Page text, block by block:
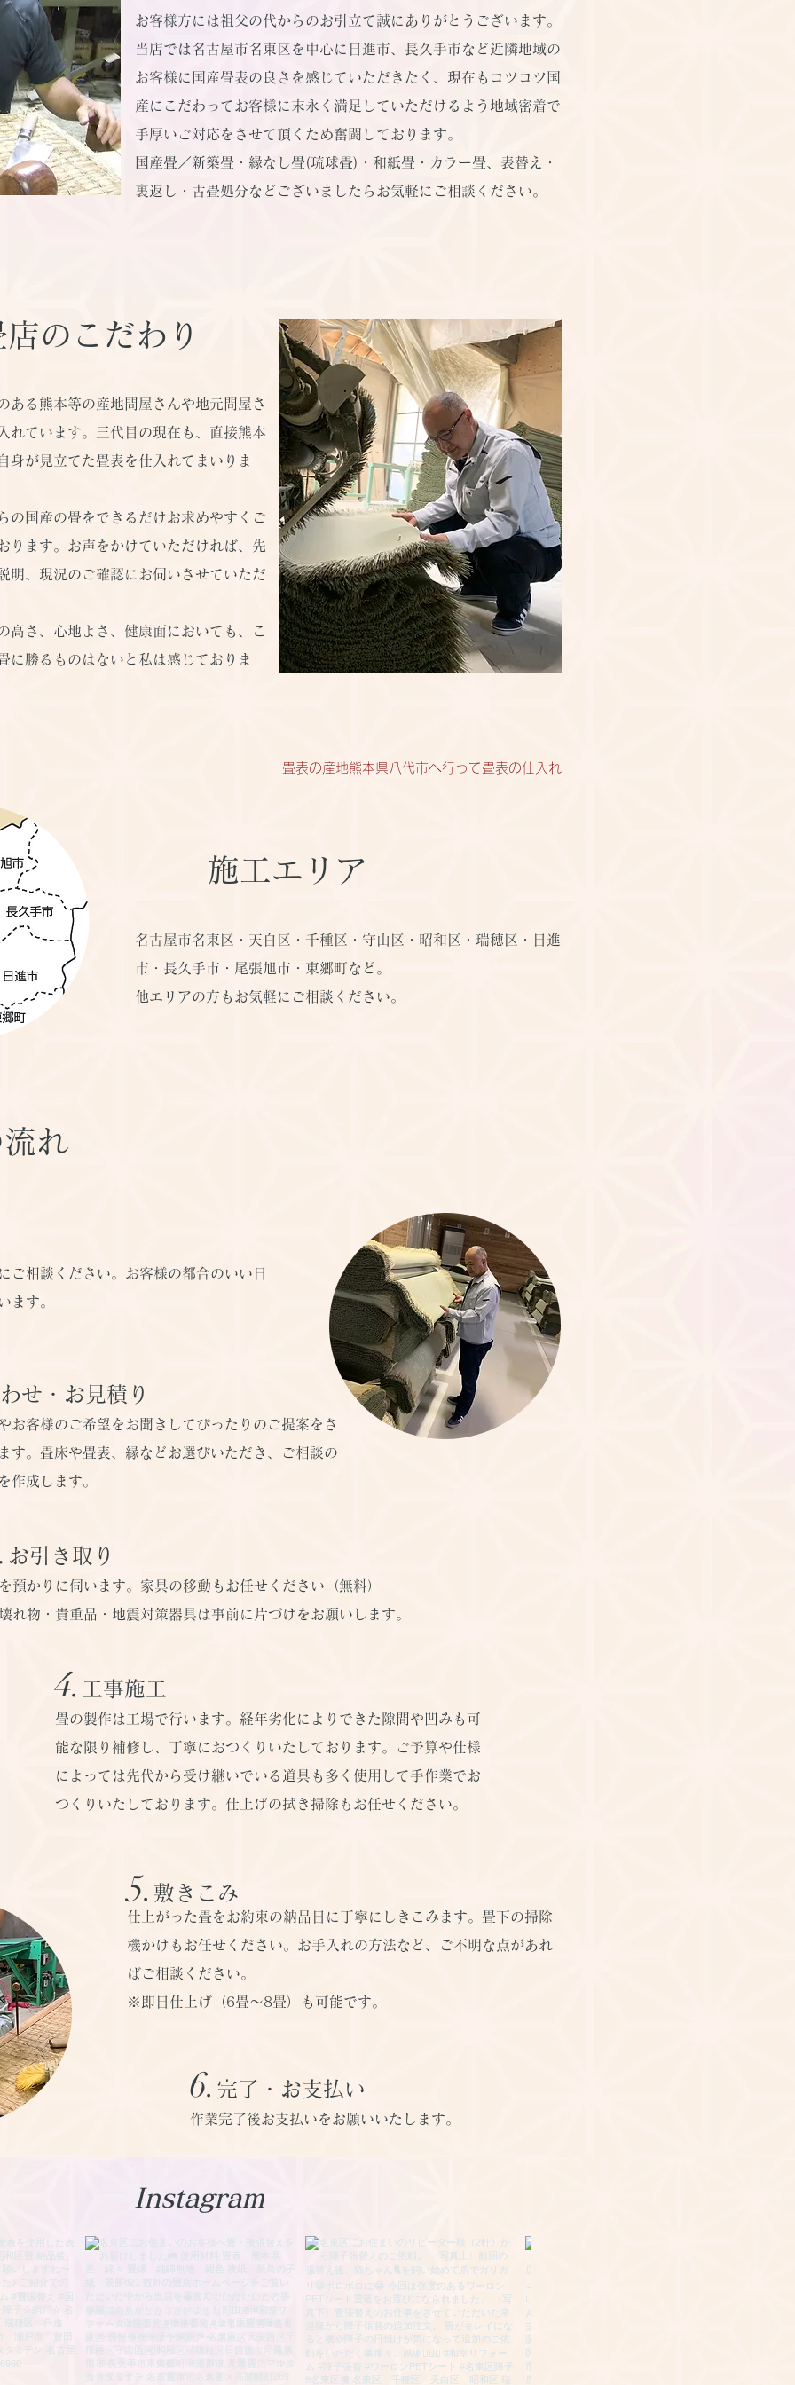
お客様方には祖父の代からのお引立て誠にありがとうございます。
当店では名古屋市名東区を中心に日進市、長久手市など近隣地域の
お客様に国産畳表の良さを感じていただきたく、現在もコツコツ国
産にこだわってお客様に末永く満足していただけるよう地域密着で
手厚いご対応をさせて頂くため奮闘しております。
国産畳／新築畳・縁なし畳(琉球畳)・和紙畳・カラー畳、表替え・
裏返し・古畳処分などございましたらお気軽にご相談ください。
のこだわり
ある熊本等の産地問屋さんや地元問屋さ
れています。三代目の現在も、直接熊本
身が見立てた畳表を仕入れてまいりま
の国産の畳をできるだけお求めやすくご
ります。お声をかけていただければ、先
明、現況のご確認にお伺いさせていただ
高さ、心地よさ、健康面においても、こ
に勝るものはないと私は感じておりま
​畳表の産地熊本県八代市へ行って畳表の仕入れ
施工エリア
名古屋市名東区・天白区・千種区・守山区・昭和区・瑞穂区・日進
市・長久手市・尾張旭市・東郷町など。
他エリアの方もお気軽にご相談ください。
れ
せ・お見積り
お客様のご希望をお聞きしてぴったりのご提案をさ
す。畳床や畳表、縁などお選びいただき、ご相談の
作成します。
お引き取り
預かりに伺います。家具の移動もお任せください（無料）
れ物・貴重品・地震対策器具は事前に片づけをお願いします。
ご相談ください。お客様の都合のいい日
ます。
4. 工事施工
畳の製作は工場で行います。経年劣化によりできた隙間や凹みも可
能な限り補修し、丁寧におつくりいたしております。ご予算や仕様
によっては先代から受け継いでいる道具も多く使用して手作業でお
つくりいたしております。仕上げの拭き掃除もお任せください。
​5. 敷きこみ
仕上がった畳をお約束の納品日に丁寧にしきこみます。畳下の掃除
機かけもお任せください。お手入れの方法など、ご不明な点があれ
ばご相談ください。
※即日仕上げ（6畳～8畳）も可能です。
6. 完了・お支払い
作業完了後お支払いをお願いいたします。
Instagram